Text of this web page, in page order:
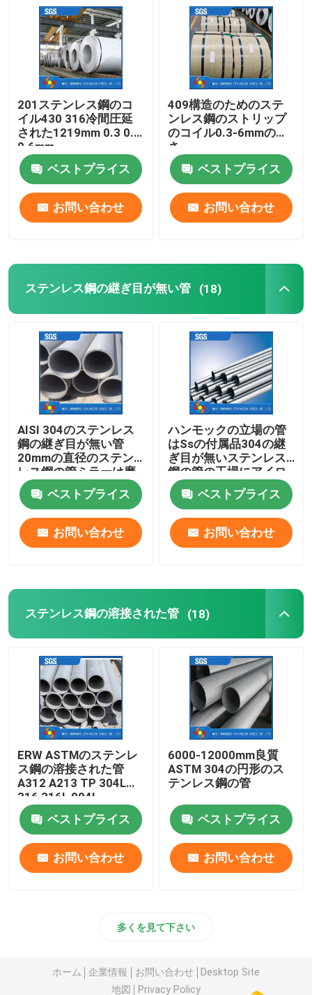
201ステンレス鋼のコ
イル430 316冷間圧延
された1219mm 0.3 0.4
0.6mm
ベストプライス
お問い合わせ
409構造のためのステ
ンレス鋼のストリップ
のコイル0.3-6mmの厚
さ
ベストプライス
お問い合わせ
ステンレス鋼の継ぎ目が無い管 (18)
AISI 304のステンレス
鋼の継ぎ目が無い管
20mmの直径のステン
レス鋼の管ミラーは磨
いた
ベストプライス
お問い合わせ
ハンモックの立場の管
はSsの付属品304の継
ぎ目が無いステンレス
鋼の管の工場にアイロ
ンをかける
ベストプライス
お問い合わせ
ステンレス鋼の溶接された管 (18)
ERW ASTMのステンレ
ス鋼の溶接された管
A312 A213 TP 304L
316 316L 904L
254SMO 2205 2507
ベストプライス
お問い合わせ
6000-12000mm良質
ASTM 304の円形のス
テンレス鋼の管
ベストプライス
お問い合わせ
多くを見て下さい
ホーム 企業情報 お問い合わせ
Desktop Site
地図
Privacy Policy